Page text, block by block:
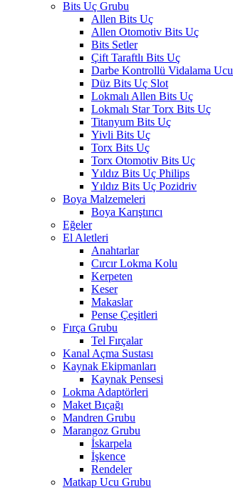
Bits Uç Grubu
Allen Bits Uç
Allen Otomotiv Bits Uç
Bits Setler
Çift Taraftlı Bits Uç
Darbe Kontrollü Vidalama Ucu
Düz Bits Uç Slot
Lokmalı Allen Bits Uç
Lokmalı Star Torx Bits Uç
Titanyum Bits Uç
Yivli Bits Uç
Torx Bits Uç
Torx Otomotiv Bits Uç
Yıldız Bits Uç Philips
Yıldız Bits Uç Pozidriv
Boya Malzemeleri
Boya Karıştırıcı
Eğeler
El Aletleri
Anahtarlar
Cırcır Lokma Kolu
Kerpeten
Keser
Makaslar
Pense Çeşitleri
Fırça Grubu
Tel Fırçalar
Kanal Açma Sustası
Kaynak Ekipmanları
Kaynak Pensesi
Lokma Adaptörleri
Maket Bıçağı
Mandren Grubu
Marangoz Grubu
İskarpela
İşkence
Rendeler
Matkap Ucu Grubu